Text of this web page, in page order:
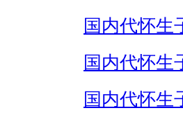
国内代怀生
国内代怀生
国内代怀生